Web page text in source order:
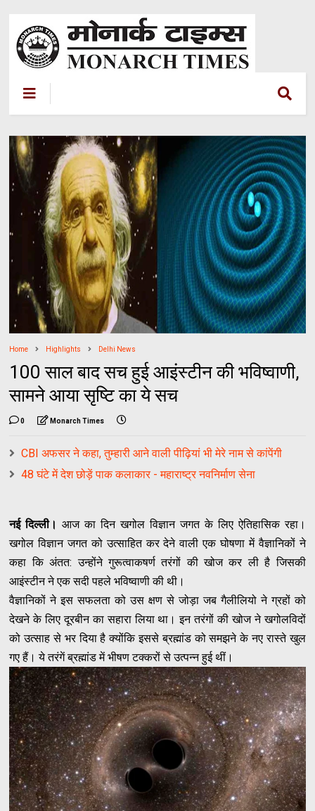
Home Highlights Delhi News
100 साल बाद सच हुई आइंस्टीन की भविष्वाणी,
सामने आया सृष्टि का ये सच
0 Monarch Times
CBI अफसर ने कहा, तुम्‍हारी आने वाली पीढ़ियां भी मेरे नाम से कांपेंगी
48 घंटे में देश छोड़ें पाक कलाकार - महाराष्ट्र नवनिर्माण सेना
नई दिल्ली। आज का दिन खगोल विज्ञान जगत के लिए ऐतिहासिक रहा।
खगोल विज्ञान जगत को उत्साहित कर देने वाली एक घोषणा में वैज्ञानिकों ने
कहा कि अंतत: उन्होंने गुरूत्वाकषर्ण तरंगों की खोज कर ली है जिसकी
आइंस्टीन ने एक सदी पहले भविष्वाणी की थी।
वैज्ञानिकों ने इस सफलता को उस क्षण से जोड़ा जब गैलीलियो ने ग्रहों को
देखने के लिए दूरबीन का सहारा लिया था। इन तरंगों की खोज ने खगोलविदों
को उत्साह से भर दिया है क्योंकि इससे ब्रह्मांड को समझने के नए रास्ते खुल
गए हैं। ये तरंगें ब्रह्मांड में भीषण टक्करों से उत्पन्न हुई थीं।